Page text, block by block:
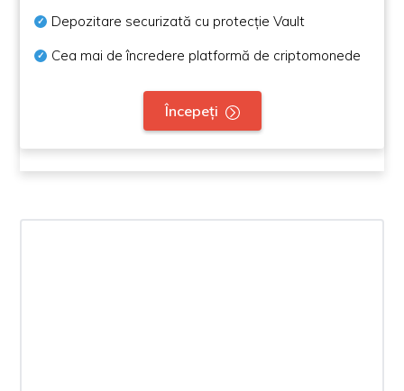
Depozitare securizată cu protecție Vault
Cea mai de încredere platformă de criptomonede
Începeți